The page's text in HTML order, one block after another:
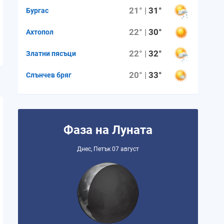
Бургас 21° |31°
Ахтопол 22° |30°
Златни пясъци 22° |32°
Слънчев бряг 20° |33°
Фаза на Луната
Днес, Петък 07 август